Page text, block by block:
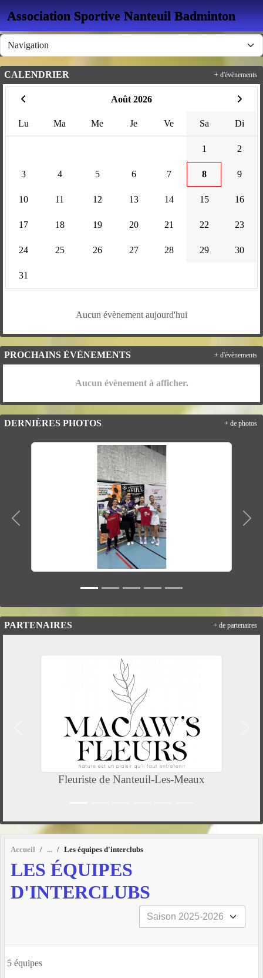
Association Sportive Nanteuil Badminton
Accueil Les équipes d'interclubs
LES ÉQUIPES
D'INTERCLUBS
5 équipes
CALENDRIER
Août 2026
Lu Ma Me Je Ve Sa Di
1 2
3 4 5 6 7 8 9
10 11 12 13 14 15 16
17 18 19 20 21 22 23
24 25 26 27 28 29 30
31
Aucun évènement aujourd'hui
+ d'évènements
PROCHAINS ÉVÉNEMENTS
Aucun évènement à afficher.
+ d'évènements
DERNIÈRES PHOTOS
Précedent
+ de photos
PARTENAIRES
Fleuriste de Nanteuil-Les-Meaux
+ de partenaires